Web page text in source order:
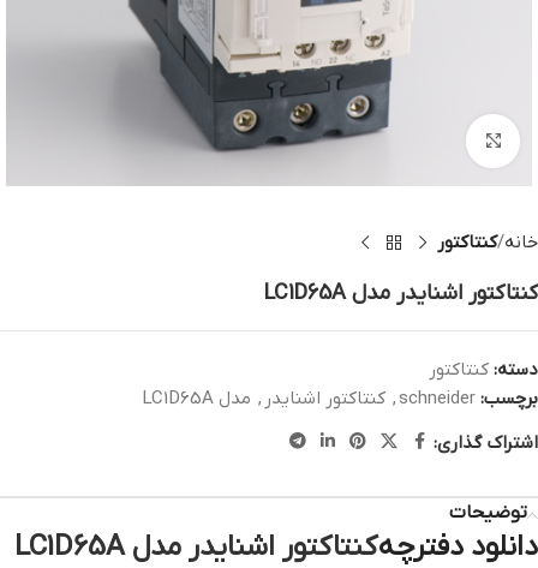
بزرگنمایی تصویر
خانه کنتاکتور
کنتاکتور اشنایدر مدل LC1D65A
دسته: کنتاکتور
برچسب: schneider
, کنتاکتور اشنایدر , مدل LC1D65A
اشتراک گذاری:
توضیحات
دانلود دفترچهکنتاکتور اشنایدر مدل LC1D65A